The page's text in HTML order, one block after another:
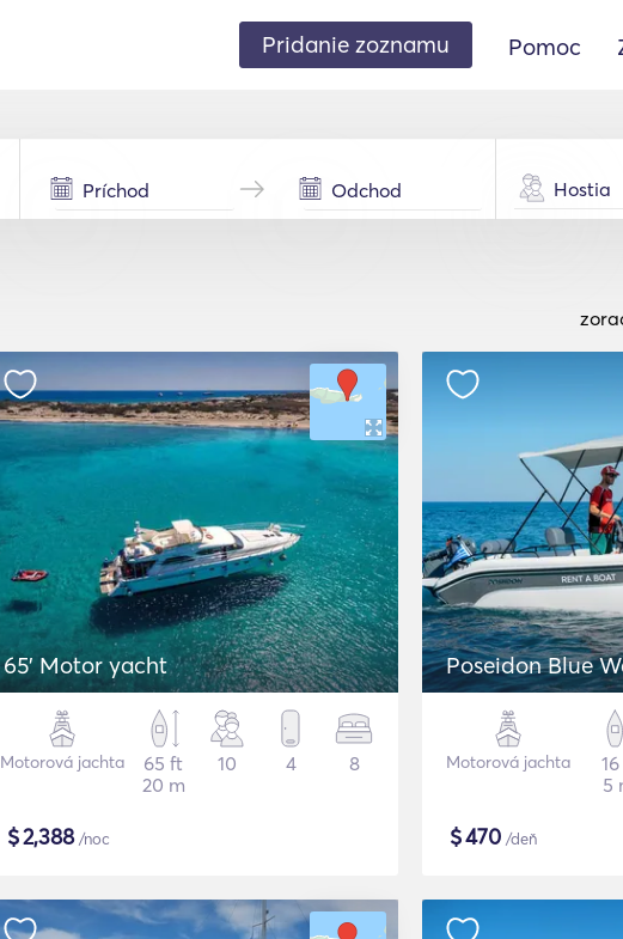
Pridanie zoznamu Pomoc
Hostia
65' Motor yacht
Motorová jachta
65 ft
20 m
10 4 8
$2,388/noc
Poseidon Blue
Motorová jachta
5
$470 /deň